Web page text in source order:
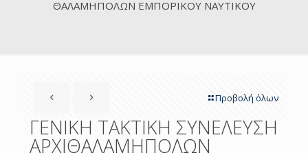
ΘΑΛΑΜΗΠΟΛΩΝ ΕΜΠΟΡΙΚΟΥ ΝΑΥΤΙΚΟΥ
Προβολή όλων
ΓΕΝΙΚΗ ΤΑΚΤΙΚΗ ΣΥΝΕΛΕΥΣΗ
ΑΡΧΙΘΑΛΑΜΗΠΟΛΩΝ